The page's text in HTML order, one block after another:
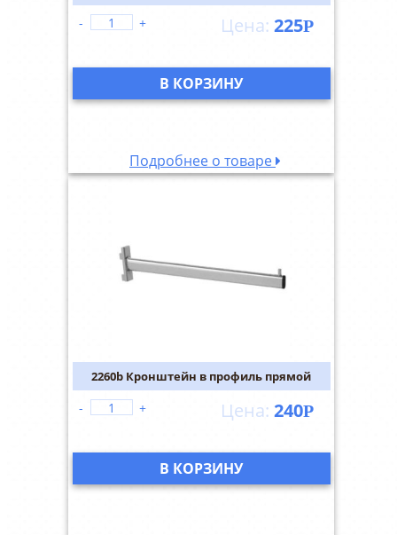
225Р
- +
В КОРЗИНУ
Подробнее о товаре
2260b Кронштейн в профиль прямой
240Р
- +
В КОРЗИНУ